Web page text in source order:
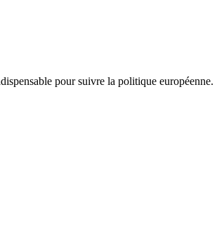
pour suivre la politique européenne.